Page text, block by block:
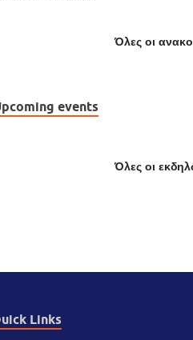
Όλες οι
events
Όλες οι
Links